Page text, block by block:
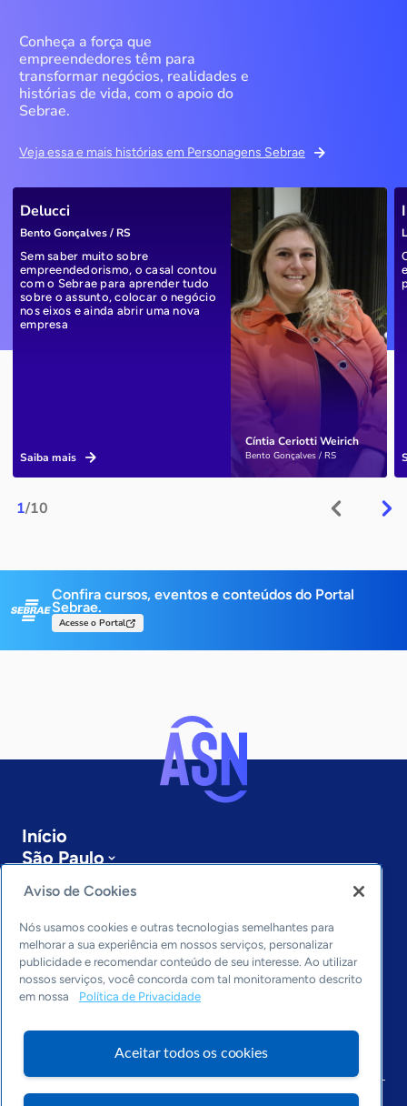
Conheça a força que
empreendedores têm para
transformar negócios, realidades e
histórias de vida, com o apoio do
Sebrae.
Veja essa e mais histórias em Personagens Sebrae
1/10
Cíntia Ceriotti Weirich
Bento Gonçalves / RS
Delucci
Bento Gonçalves / RS
Sem saber muito sobre
empreendedorismo, o casal contou
com o Sebrae para aprender tudo
sobre o assunto, colocar o negócio
nos eixos e ainda abrir uma nova
empresa
Saiba mais
Confira cursos, eventos e conteúdos do Portal
Sebrae.
Acesse o Portal
Início
São Paulo
Sobre a ASN
Últimas notícias
Entre em contato
Editorias
Economia & Política
Inovação & Tecnologia
Cultura empreendedora
Arquivo
Aviso de Cookies
Nós usamos cookies e outras tecnologias semelhantes para
melhorar a sua experiência em nossos serviços, personalizar
publicidade e recomendar conteúdo de seu interesse. Ao utilizar
nossos serviços, você concorda com tal monitoramento descrito
em nossa
Política de Privacidade
Aceitar todos os cookies